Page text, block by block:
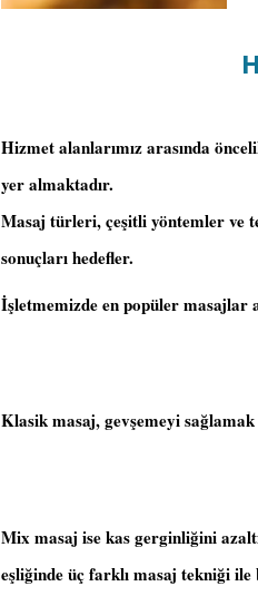
Hizmet alanlarımız arasında
yer almaktadır.
Masaj türleri, çeşitli yöntemler ve
sonuçları hedefler.
İşletmemizde en popüler masajlar
Klasik masaj, gevşemeyi
Mix masaj ise kas gerginliğini
eşliğinde üç farklı masaj tekniği